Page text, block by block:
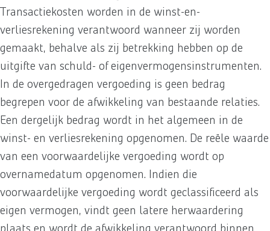
Transactiekosten worden in de winst-en-
verliesrekening verantwoord wanneer zij worden
gemaakt, behalve als zij betrekking hebben op de
uitgifte van schuld- of eigenvermogensinstrumenten.
In de overgedragen vergoeding is geen bedrag
begrepen voor de afwikkeling van bestaande relaties.
Een dergelijk bedrag wordt in het algemeen in de
winst- en verliesrekening opgenomen. De reële waarde
van een voorwaardelijke vergoeding wordt op
overnamedatum opgenomen. Indien die
voorwaardelijke vergoeding wordt geclassificeerd als
eigen vermogen, vindt geen latere herwaardering